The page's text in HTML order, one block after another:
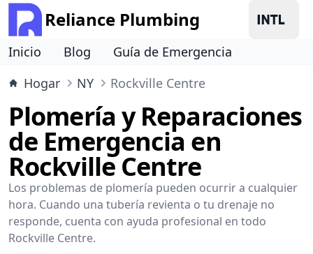
Reliance Plumbing
Inicio Blog
Guía de Emergencia
Hogar
NY Rockville Centre
Plomería y Reparaciones
de Emergencia en
Rockville Centre
Los problemas de plomería pueden ocurrir a cualquier
hora. Cuando una tubería revienta o tu drenaje no
responde, cuenta con ayuda profesional en todo
Rockville Centre.